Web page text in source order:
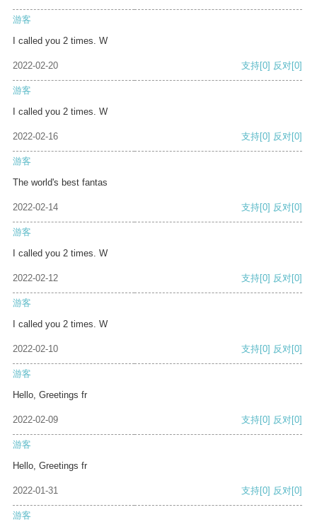
游客
I called you 2 times. W
2022-02-20 支持[0] 反对[0]
游客
I called you 2 times. W
2022-02-16 支持[0] 反对[0]
游客
The world's best fantas
2022-02-14 支持[0] 反对[0]
游客
I called you 2 times. W
2022-02-12 支持[0] 反对[0]
游客
I called you 2 times. W
2022-02-10 支持[0] 反对[0]
游客
Hello, Greetings fr
2022-02-09 支持[0] 反对[0]
游客
Hello, Greetings fr
2022-01-31 支持[0] 反对[0]
游客